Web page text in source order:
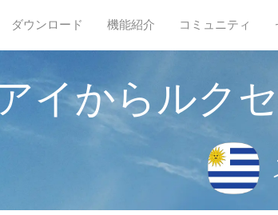
ダウンロード 機能紹介 コミュニティ
イからルク